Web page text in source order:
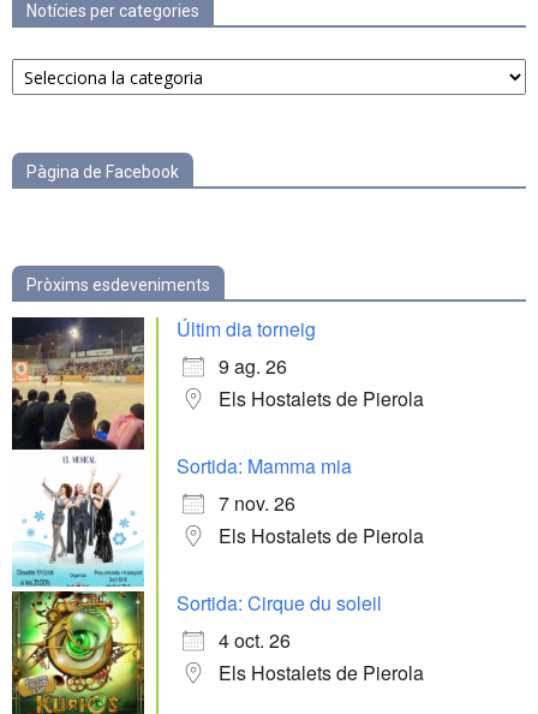
Notícies per categories
Notícies
per
Pàgina de Facebook
Pròxims esdeveniments
Últim dia torneig
9 ag. 26
Els Hostalets de Pierola
Sortida: Mamma mia
7 nov. 26
Els Hostalets de Pierola
Sortida: Cirque du soleil
4 oct. 26
Els Hostalets de Pierola